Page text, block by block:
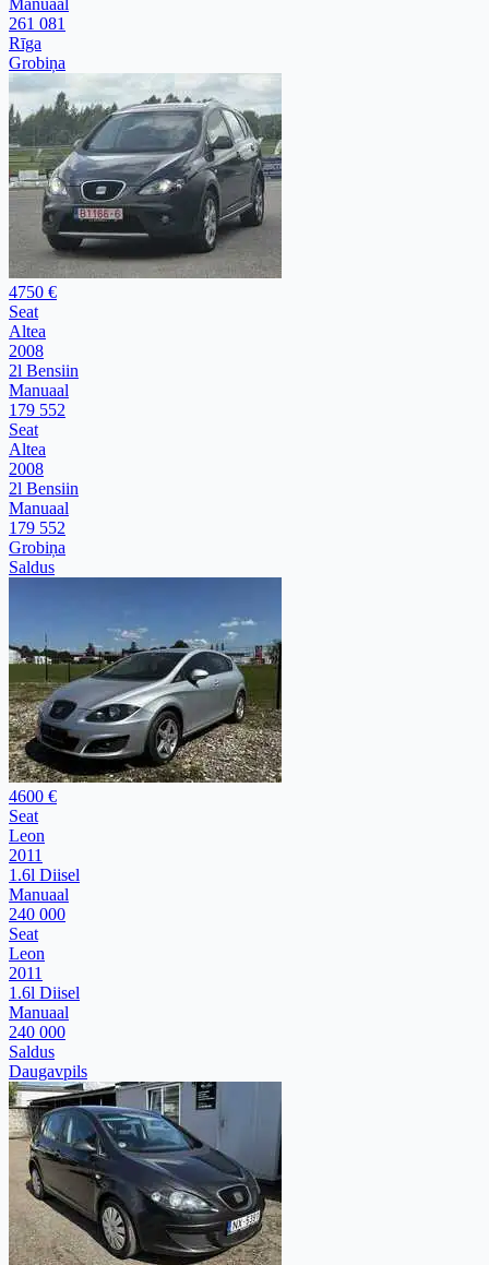
Manuaal
261 081
Rīga
Grobiņa
4750 €
Seat
Altea
2008
2l Bensiin
Manuaal
179 552
Seat
Altea
2008
2l Bensiin
Manuaal
179 552
Grobiņa
Saldus
4600 €
Seat
Leon
2011
1.6l Diisel
Manuaal
240 000
Seat
Leon
2011
1.6l Diisel
Manuaal
240 000
Saldus
Daugavpils